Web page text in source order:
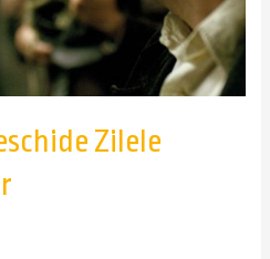
Zilele